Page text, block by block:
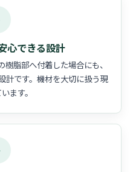
心できる設計
脂部へ付着した場合にも、
計です。機材を大切に扱う現
ます。